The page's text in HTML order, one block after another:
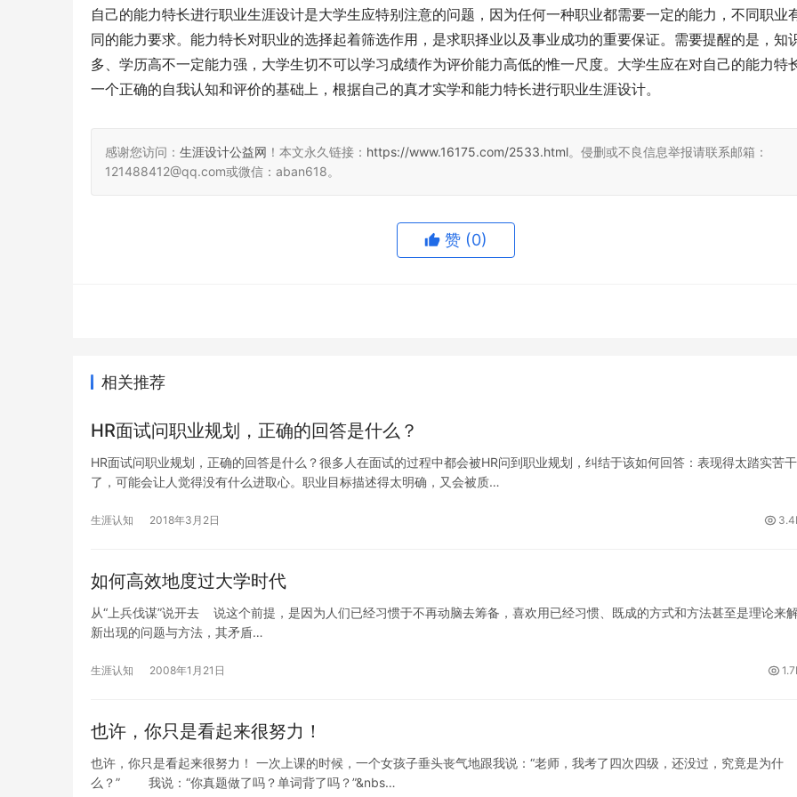
自己的能力特长进行职业生涯设计是大学生应特别注意的问题，因为任何一种职业都需要一定的能力，不同职业
同的能力要求。能力特长对职业的选择起着筛选作用，是求职择业以及事业成功的重要保证。需要提醒的是，知
多、学历高不一定能力强，大学生切不可以学习成绩作为评价能力高低的惟一尺度。大学生应在对自己的能力特
一个正确的自我认知和评价的基础上，根据自己的真才实学和能力特长进行职业生涯设计。
感谢您访问： 生涯设计公益网 ！本文永久链接： https://www.16175.com/2533.html。侵删或不良信息举报请联系邮箱：
121488412@qq.com或微信：aban618。
赞 (0)
相关推荐
HR面试问职业规划，正确的回答是什么？
HR面试问职业规划，正确的回答是什么？很多人在面试的过程中都会被HR问到职业规划，纠结于该如何回答：表现得太踏实苦干
了，可能会让人觉得没有什么进取心。职业目标描述得太明确，又会被质…
生涯认知 2018年3月2日
如何高效地度过大学时代
从“上兵伐谋”说开去 说这个前提，是因为人们已经习惯于不再动脑去筹备，喜欢用已经习惯、既成的方式和方法甚至是理论来
新出现的问题与方法，其矛盾…
生涯认知 2008年1月21日
也许，你只是看起来很努力！
也许，你只是看起来很努力！ 一次上课的时候，一个女孩子垂头丧气地跟我说：“老师，我考了四次四级，还没过，究竟是为什
么？” 我说：“你真题做了吗？单词背了吗？”&nbs…